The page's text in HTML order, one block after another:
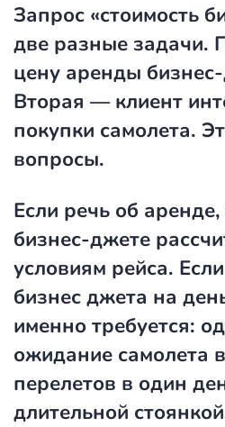
Запрос «стоимость
две разные задачи.
цену аренды
Вторая — клиент
покупки самолета.
вопросы.
Если речь об аренде,
бизнес-джете
условиям рейса.
бизнес джета на
именно требуется:
ожидание самолета
перелетов в один
длительной